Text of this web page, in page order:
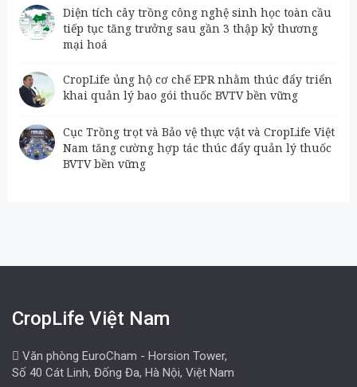
Diện tích cây trồng công nghệ sinh học toàn cầu
tiếp tục tăng trưởng sau gần 3 thập kỷ thương
mại hoá
CropLife ủng hộ cơ chế EPR nhằm thúc đẩy triển
khai quản lý bao gói thuốc BVTV bền vững
Cục Trồng trọt và Bảo vệ thực vật và CropLife Việt
Nam tăng cường hợp tác thúc đẩy quản lý thuốc
BVTV bền vững
CropLife Việt Nam
Văn phòng EuroCham - Horsion Tower,
Số 40 Cát Linh, Đống Đa, Hà Nội, Việt Nam